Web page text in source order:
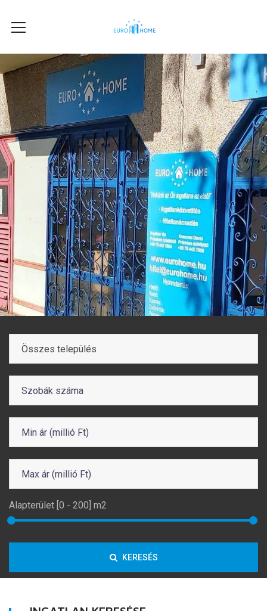
Összes település
Alapterület [ 0 - 200 ] m2
KERESÉS